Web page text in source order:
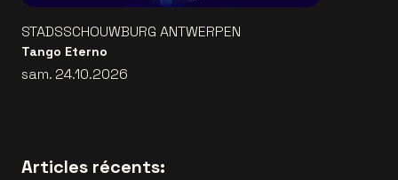
STADSSCHOUWBURG ANTWERPEN
Tango Eterno
sam. 24.10.2026
Articles récents: